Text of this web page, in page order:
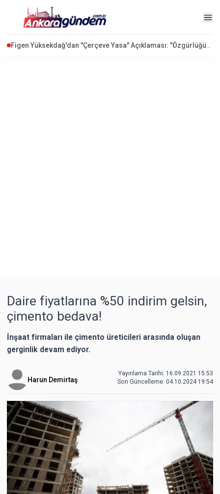
Suriye'nin Yeni Parlamentosunda Kadın Vekiller Vitrine Çıktı
Daire fiyatlarına %50 indirim gelsin,
çimento bedava!
İnşaat firmaları ile çimento üreticileri arasında oluşan
gerginlik devam ediyor.
Harun Demirtaş
Yayınlama Tarihi: 16.09.2021 15:53
Son Güncelleme: 04.10.2024 19:54